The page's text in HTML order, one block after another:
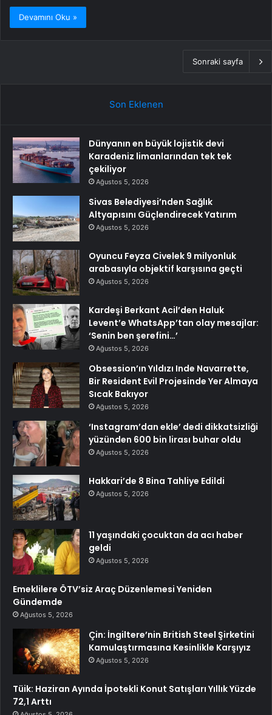
Devamını Oku »
Sonraki sayfa
Son Eklenen
Dünyanın en büyük lojistik devi
Karadeniz limanlarından tek tek
çekiliyor
Ağustos 5, 2026
Sivas Belediyesi’nden Sağlık
Altyapısını Güçlendirecek Yatırım
Ağustos 5, 2026
Oyuncu Feyza Civelek 9 milyonluk
arabasıyla objektif karşısına geçti
Ağustos 5, 2026
Kardeşi Berkant Acil’den Haluk
Levent’e WhatsApp’tan olay mesajlar:
‘Senin ben şerefini…’
Ağustos 5, 2026
Obsession’ın Yıldızı Inde Navarrette,
Bir Resident Evil Projesinde Yer Almaya
Sıcak Bakıyor
Ağustos 5, 2026
‘Instagram’dan ekle’ dedi dikkatsizliği
yüzünden 600 bin lirası buhar oldu
Ağustos 5, 2026
Hakkari’de 8 Bina Tahliye Edildi
Ağustos 5, 2026
11 yaşındaki çocuktan da acı haber
geldi
Ağustos 5, 2026
Emeklilere ÖTV’siz Araç Düzenlemesi Yeniden
Gündemde
Ağustos 5, 2026
Çin: İngiltere’nin British Steel Şirketini
Kamulaştırmasına Kesinlikle Karşıyız
Ağustos 5, 2026
Tüik: Haziran Ayında İpotekli Konut Satışları Yıllık Yüzde
72,1 Arttı